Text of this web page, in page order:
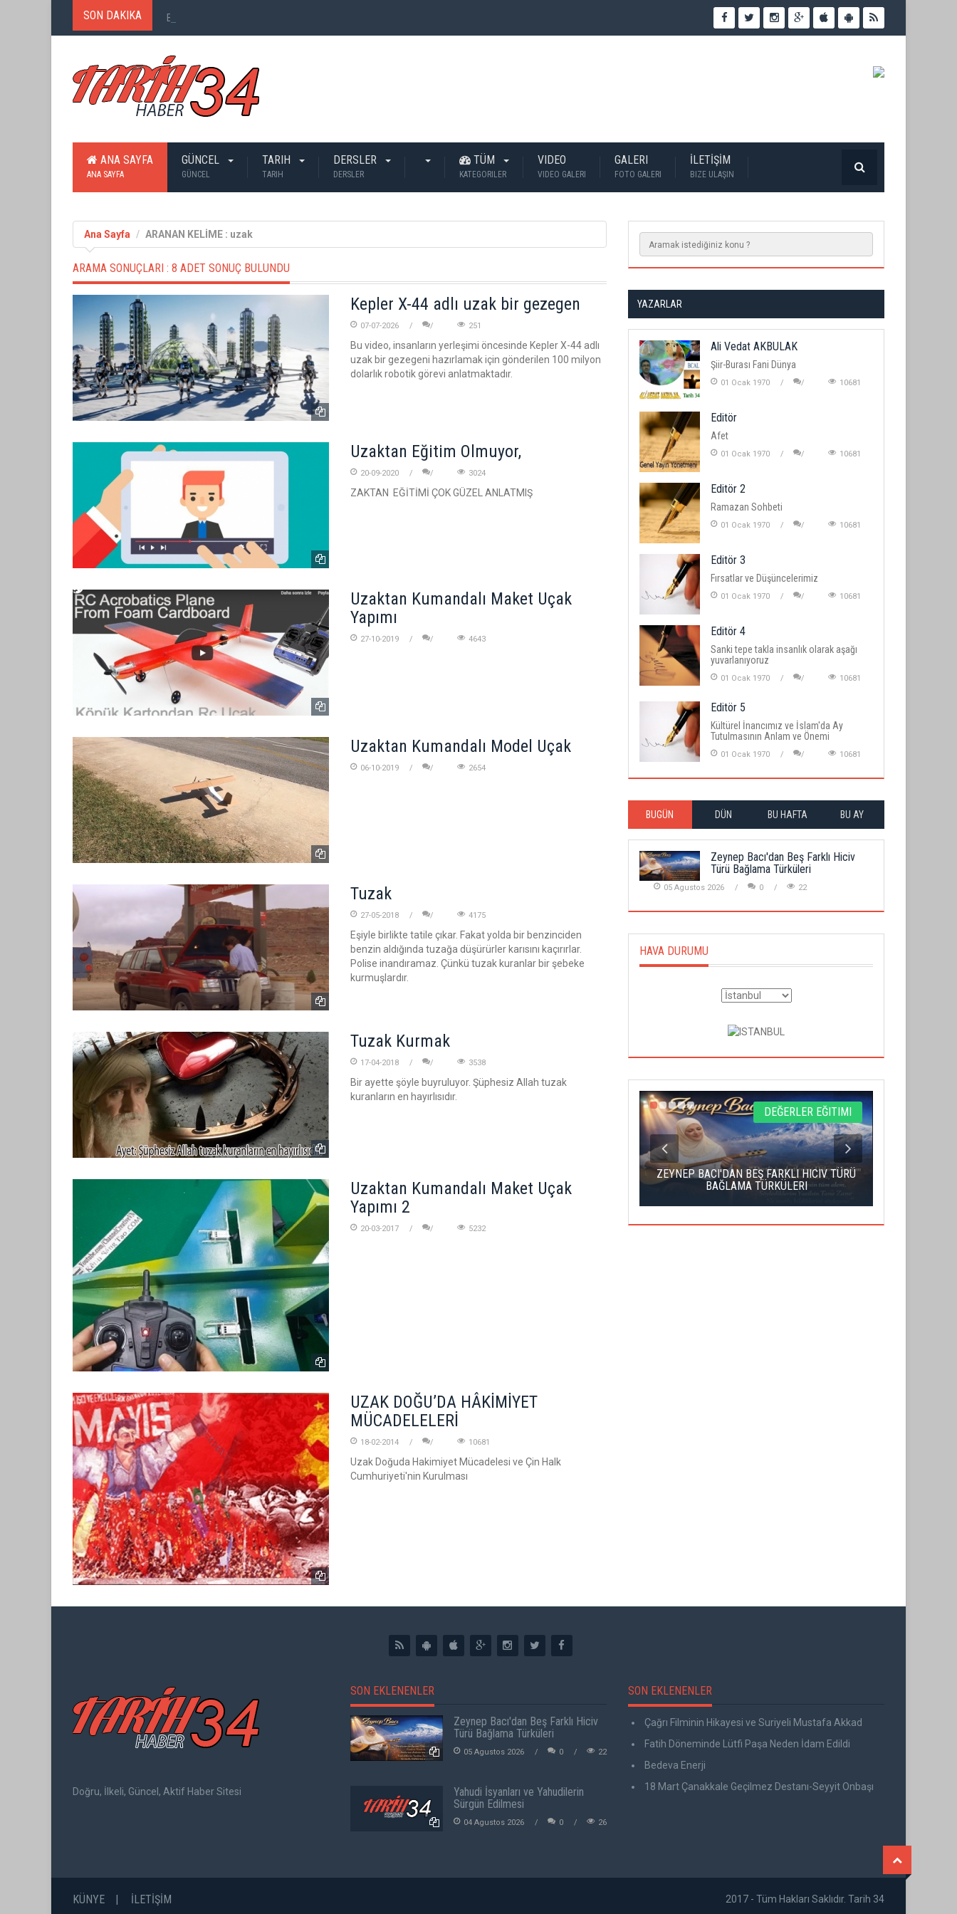
SON DAKIKA Birinci Dünya Savaşı`nda Ne Kadar İnsan Öldü?
ANA SAYFA
ANA SAYFA
GÜNCEL
GÜNCEL
TARIH
TARIH
DERSLER
DERSLER
TÜM
KATEGORILER
VIDEO
VIDEO GALERI
GALERI
FOTO GALERI
İLETİŞİM
BIZE ULAŞIN
Ana Sayfa ARANAN KELİME : uzak
ARAMA SONUÇLARI : 8 ADET SONUÇ BULUNDU
Kepler X-44 adlı uzak bir gezegen
07-07-2026 251
Bu video, insanların yerleşimi öncesinde Kepler X-44 adlı
uzak bir gezegeni hazırlamak için gönderilen 100 milyon
dolarlık robotik görevi anlatmaktadır.
Uzaktan Eğitim Olmuyor,
20-09-2020 3024
ZAKTAN EĞİTİMİ ÇOK GÜZEL ANLATMIŞ
Uzaktan Kumandalı Maket Uçak
Yapımı
27-10-2019 4643
Uzaktan Kumandalı Model Uçak
06-10-2019 2654
Tuzak
27-05-2018 4175
Eşiyle birlikte tatile çıkar. Fakat yolda bir benzinciden
benzin aldığında tuzağa düşürürler karısını kaçırırlar.
Polise inandıramaz. Çünkü tuzak kuranlar bir şebeke
kurmuşlardır.
Tuzak Kurmak
17-04-2018 3538
Bir ayette şöyle buyruluyor. Şüphesiz Allah tuzak
kuranların en hayırlısıdır.
Uzaktan Kumandalı Maket Uçak
Yapımı 2
20-03-2017 5232
UZAK DOĞU’DA HÂKİMİYET
MÜCADELELERİ
18-02-2014 10681
Uzak Doğuda Hakimiyet Mücadelesi ve Çin Halk
Cumhuriyeti'nin Kurulması
YAZARLAR
Ali Vedat AKBULAK
Şiir-Burası Fani Dünya
01 Ocak 1970 10681
Editör
Afet
01 Ocak 1970 10681
Editör 2
Ramazan Sohbeti
01 Ocak 1970 10681
Editör 3
Fırsatlar ve Düşüncelerimiz
01 Ocak 1970 10681
Editör 4
Sanki tepe takla insanlık olarak aşağı
yuvarlanıyoruz
01 Ocak 1970 10681
Editör 5
Kültürel İnancımız ve İslam'da Ay
Tutulmasının Anlam ve Önemi
01 Ocak 1970 10681
BUGÜN DÜN BU HAFTA BU AY
Zeynep Bacı'dan Beş Farklı Hiciv
Türü Bağlama Türküleri
05 Agustos 2026 0 22
HAVA DURUMU
BEDEVA ENERJI
DEĞERLER EĞITIMI
ZEYNEP BACI'DAN BEŞ FARKLI HICIV TÜRÜ
BAĞLAMA TÜRKÜLERI
Doğru, İlkeli, Güncel, Aktif Haber Sitesi
SON EKLENENLER
Zeynep Bacı'dan Beş Farklı Hiciv
Türü Bağlama Türküleri
05 Agustos 2026 0 22
Yahudi İsyanları ve Yahudilerin
Sürgün Edilmesi
04 Agustos 2026 0 26
SON EKLENENLER
Çağrı Filminin Hikayesi ve Suriyeli Mustafa Akkad
Fatih Döneminde Lütfi Paşa Neden İdam Edildi
Bedeva Enerji
18 Mart Çanakkale Geçilmez Destanı-Seyyit Onbaşı
KÜNYE İLETİŞİM
2017 - Tüm Hakları Saklıdır. Tarih 34